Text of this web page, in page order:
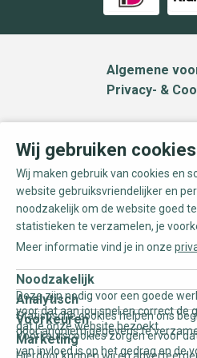
Algemene
Privacy- &
Wij gebruiken cookies
Wij maken gebruik van cookies en
website gebruiksvriendelijker en
noodzakelijk om de website goed
statistieken te verzamelen, je
Meer informatie vind je in onze
Noodzakelijk
Deze zijn nodig voor een goede
voor dat aan jou snel en correct
dat je onze website bezoekt.
Analytisch
Statistische cookies helpen ons
door anoniem gegevens te
Voorkeuren
Voorkeurscookies zorgen ervoor
van invloed is op het gedrag en de
Marketing